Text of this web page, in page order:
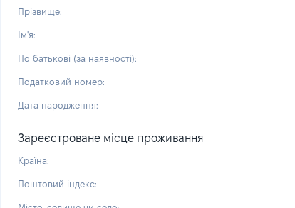
Прізвище:
Ім'я:
По батькові (за наявності):
Податковий номер:
Дата народження:
Зареєстроване місце проживання
Країна:
Поштовий індекс: